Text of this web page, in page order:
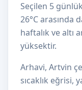
Seçilen 5
26°C arasında
haftalık ve altı
yüksektir.
Arhavi, Artvin
sıcaklık eğrisi,